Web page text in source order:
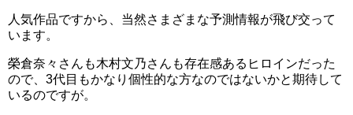
人気作品ですから、当然さまざまな予測情報が飛び交って
います。
榮倉奈々さんも木村文乃さんも存在感あるヒロインだった
ので、3代目もかなり個性的な方なのではないかと期待して
いるのですが。